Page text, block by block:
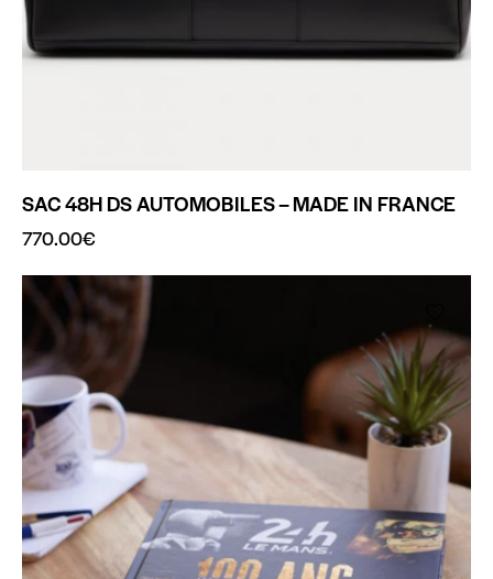
SAC 48H DS AUTOMOBILES – MADE IN FRANCE
770.00€